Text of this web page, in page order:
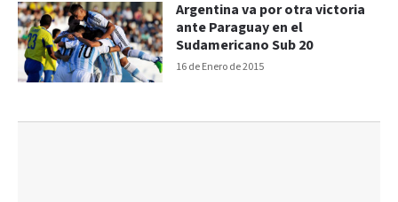
16 de Enero de 2015
Argentina va por otra victoria
ante Paraguay en el
Sudamericano Sub 20